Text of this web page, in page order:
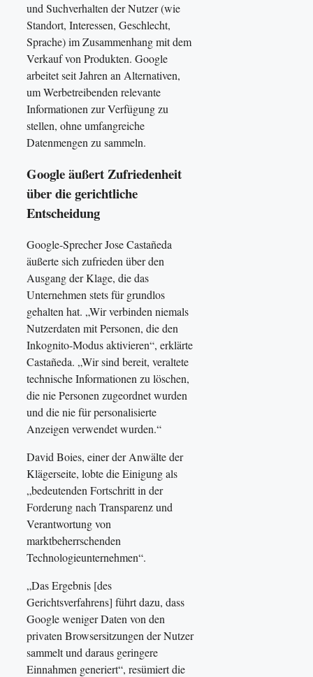
und Suchverhalten der Nutzer (wie
Standort, Interessen, Geschlecht,
Sprache) im Zusammenhang mit dem
Verkauf von Produkten. Google
arbeitet seit Jahren an Alternativen,
um Werbetreibenden relevante
Informationen zur Verfügung zu
stellen, ohne umfangreiche
Datenmengen zu sammeln.
Google äußert Zufriedenheit
über die gerichtliche
Entscheidung
Google-Sprecher Jose Castañeda
äußerte sich zufrieden über den
Ausgang der Klage, die das
Unternehmen stets für grundlos
gehalten hat. „Wir verbinden niemals
Nutzerdaten mit Personen, die den
Inkognito-Modus aktivieren“, erklärte
Castañeda. „Wir sind bereit, veraltete
technische Informationen zu löschen,
die nie Personen zugeordnet wurden
und die nie für personalisierte
Anzeigen verwendet wurden.“
David Boies, einer der Anwälte der
Klägerseite, lobte die Einigung als
„bedeutenden Fortschritt in der
Forderung nach Transparenz und
Verantwortung von
marktbeherrschenden
Technologieunternehmen“.
„Das Ergebnis [des
Gerichtsverfahrens] führt dazu, dass
Google weniger Daten von den
privaten Browsersitzungen der Nutzer
sammelt und daraus geringere
Einnahmen generiert“, resümiert die